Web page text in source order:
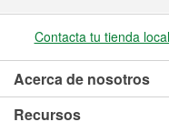
Contacta tu tienda local
Acerca de nosotros
Recursos